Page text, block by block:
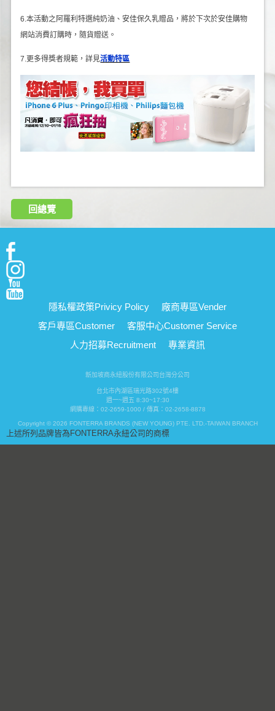
6.本活動之阿羅利特選純奶油、安佳保久乳贈品，將於下次於安佳購物
網站消費訂購時，隨貨贈送。
7.更多得獎者規範，詳見活動特區
回總覽
隱私權政策Privicy Policy 廠商專區Vender
客戶專區Customer 客服中心Customer Service
人力招募Recruitment 專業資訊
新加坡商永紐股份有限公司台灣分公司
台北市內湖區瑞光路302號4樓
週一~週五 8:30~17:30
網購專線：02-2659-1000 / 傳真：02-2658-8878
Copyright © 2026 FONTERRA BRANDS (NEW YOUNG) PTE. LTD.-TAIWAN BRANCH
上述所列品牌皆為FONTERRA永紐公司的商標